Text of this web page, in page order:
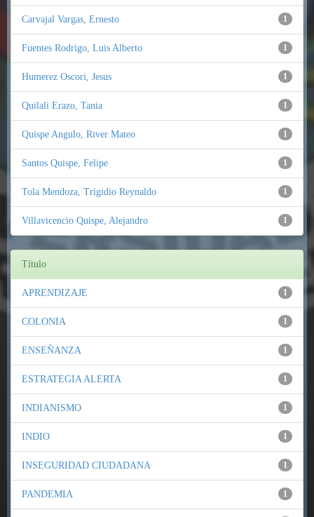
1
Carvajal Vargas, Ernesto
1
Fuentes Rodrigo, Luis Alberto
1
Humerez Oscori, Jesus
1
Quilali Erazo, Tania
1
Quispe Angulo, River Mateo
1
Santos Quispe, Felipe
1
Tola Mendoza, Trigidio Reynaldo
1
Villavicencio Quispe, Alejandro
Título
1
APRENDIZAJE
1
COLONIA
1
ENSEÑANZA
1
ESTRATEGIA ALERTA
1
INDIANISMO
1
INDIO
1
INSEGURIDAD CIUDADANA
1
PANDEMIA